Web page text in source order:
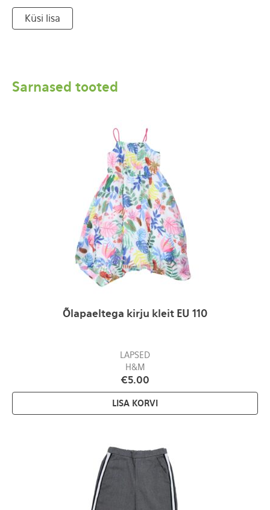
Küsi lisa
Sarnased tooted
Õlapaeltega kirju kleit EU 110
LAPSED
H&M
€5.00
LISA KORVI